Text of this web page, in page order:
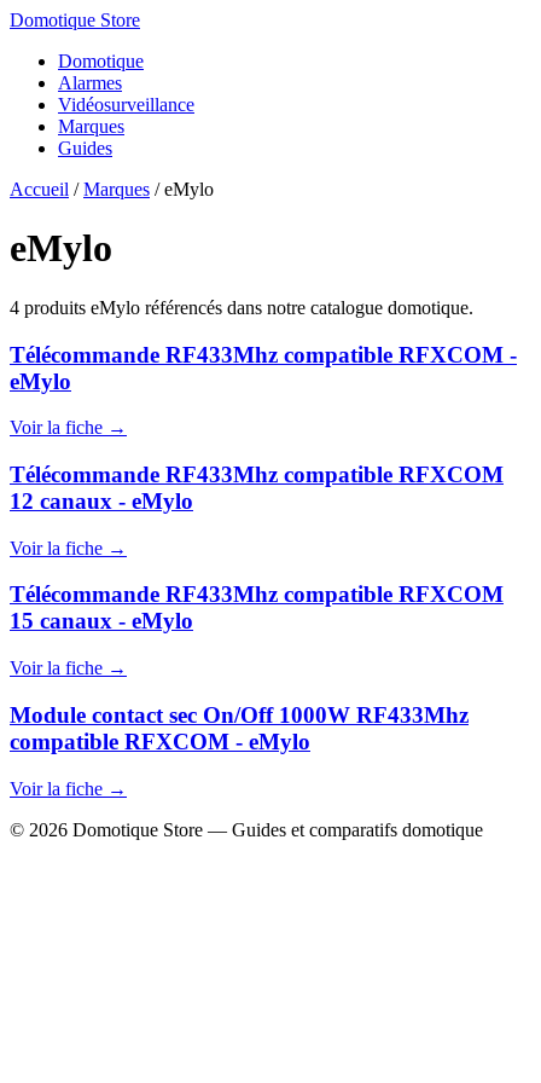
Domotique Store
Domotique
Alarmes
Vidéosurveillance
Marques
Guides
Accueil /Marques /eMylo
eMylo
4 produits eMylo référencés dans notre catalogue domotique.
Télécommande RF433Mhz compatible RFXCOM -
eMylo
Voir la fiche →
Télécommande RF433Mhz compatible RFXCOM
12 canaux - eMylo
Voir la fiche →
Télécommande RF433Mhz compatible RFXCOM
15 canaux - eMylo
Voir la fiche →
Module contact sec On/Off 1000W RF433Mhz
compatible RFXCOM - eMylo
Voir la fiche →
© 2026 Domotique Store — Guides et comparatifs domotique